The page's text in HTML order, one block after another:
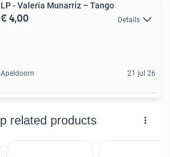
LP - Valeria Munarriz ‎– Tango
€ 4,00 Details
Apeldoorn 21 jul 26